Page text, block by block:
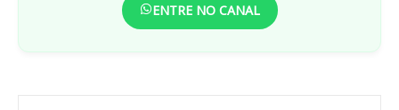
ENTRE NO CANAL